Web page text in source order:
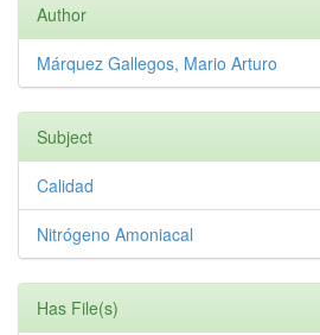
Author
Márquez Gallegos, Mario Arturo
Subject
Calidad
Nitrógeno Amoniacal
Has File(s)